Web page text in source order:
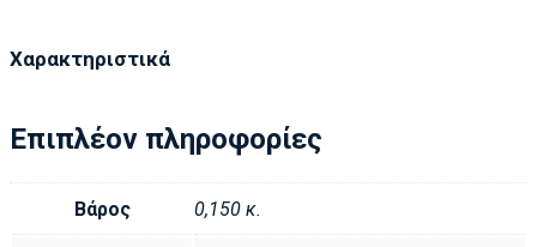
Χαρακτηριστικά
Επιπλέον πληροφορίες
Βάρος 0,150 κ.